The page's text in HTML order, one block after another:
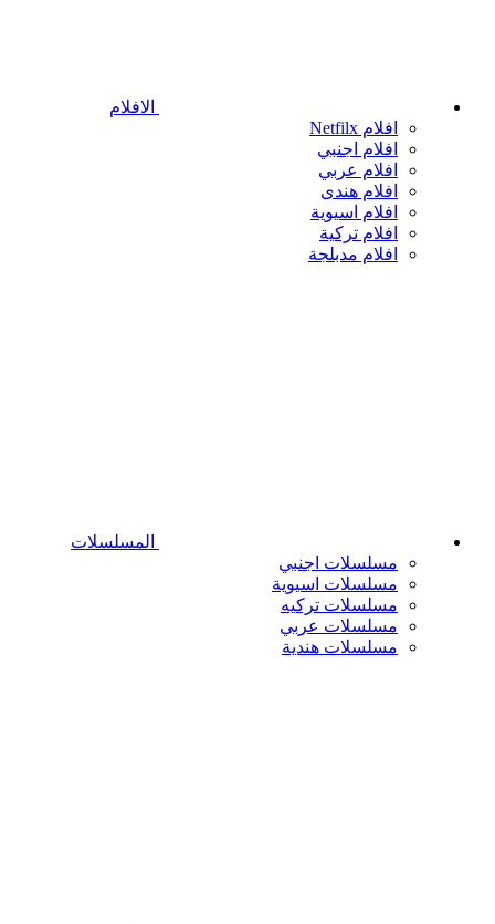
الافلام
افلام Netfilx
افلام اجنبي
افلام عربي
افلام هندى
افلام اسيوية
افلام تركية
افلام مدبلجة
المسلسلات
مسلسلات اجنبي
مسلسلات اسيوية
مسلسلات تركيه
مسلسلات عربي
مسلسلات هندية